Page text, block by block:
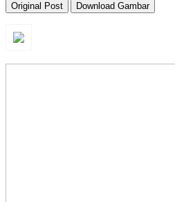
Original Post Download Gambar